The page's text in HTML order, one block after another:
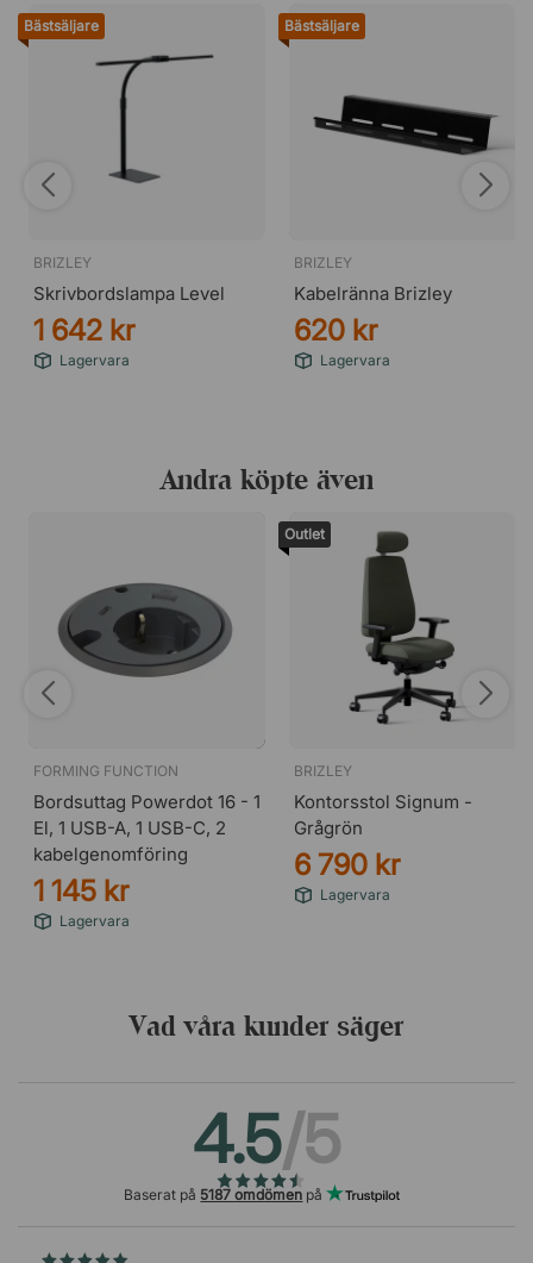
Bästsäljare
BRIZLEY
Skrivbordslampa Level
1 642 kr
Lagervara
Bästsäljare
BRIZLEY
Kabelränna Brizley
620 kr
Lagervara
Andra köpte även
FORMING FUNCTION
Bordsuttag Powerdot 16 - 1
El, 1 USB-A, 1 USB-C, 2
kabelgenomföring
1 145 kr
Lagervara
Outlet
BRIZLEY
Kontorsstol Signum -
Grågrön
6 790 kr
Lagervara
Vad våra kunder säger
4.5/5
Baserat på 5187 omdömen på